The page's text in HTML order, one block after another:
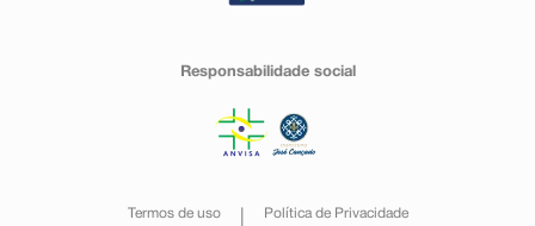
Responsabilidade social
Termos de uso Política de Privacidade